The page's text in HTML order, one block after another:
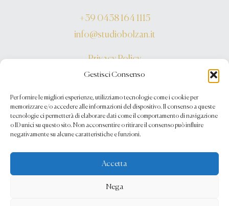
Gestisci Consenso
Per fornire le migliori esperienze, utilizziamo tecnologie come i cookie per
memorizzare e/o accedere alle informazioni del dispositivo. Il consenso a queste
tecnologie ci permetterà di elaborare dati come il comportamento di navigazione
o ID unici su questo sito. Non acconsentire o ritirare il consenso può influire
negativamente su alcune caratteristiche e funzioni.
Accetta
Nega
+39 0438 164 1115
info@studiobolzan.it
Privacy Policy
Studio Avvocati Bolzan | Il tuo avvocato a